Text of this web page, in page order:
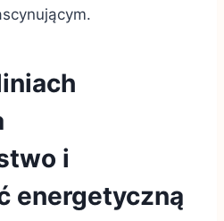
i
energetyczną